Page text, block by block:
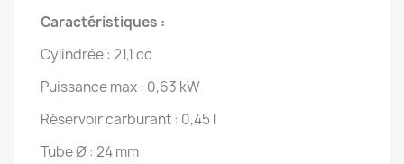
Caractéristiques :
Cylindrée : 21,1 cc
Puissance max : 0,63 kW
Réservoir carburant : 0,45 l
Tube Ø : 24 mm